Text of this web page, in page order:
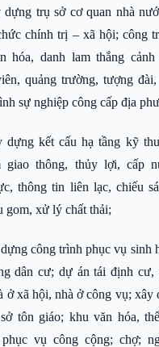
trụ sở cơ quan nhà
chính trị – xã hội; công
hóa, danh lam thắng
quảng trường, tượng
sự nghiệp công cấp địa
kết cấu hạ tầng kỹ
giao thông, thủy lợi, cấp
thông tin liên lạc, chiếu
gom, xử lý chất thải;
công trình phục vụ sinh
dân cư; dự án tái định cư,
ở xã hội, nhà ở công vụ; xây
tôn giáo; khu văn hóa,
vụ công cộng; chợ;